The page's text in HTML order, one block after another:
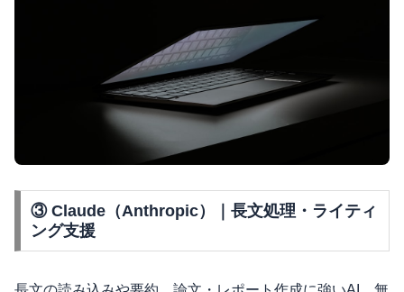
③ Claude（Anthropic）｜長文処理・ライティ
ング支援